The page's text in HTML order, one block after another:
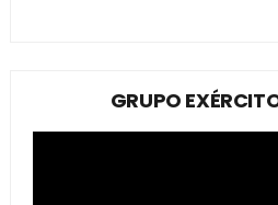
GRUPO